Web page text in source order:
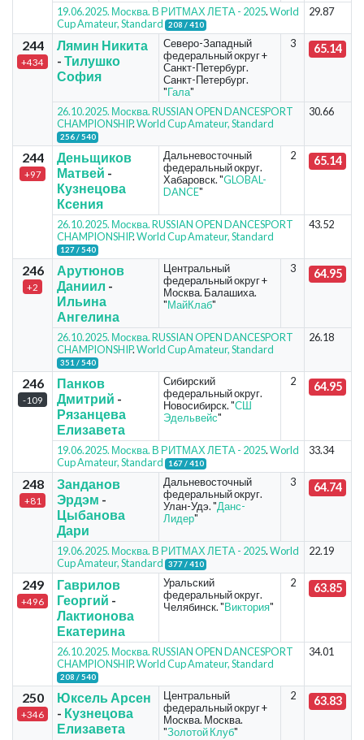
19.06.2025. Москва. В РИТМАХ ЛЕТА - 2025.World
Cup Amateur, Standard
208 / 410
29.87
244
+434
Лямин Никита
- Тилушко
София
Северо-Западный
федеральный округ +
Санкт-Петербург.
Санкт-Петербург.
"Гала"
3 65.14
26.10.2025. Москва. RUSSIAN OPEN DANCESPORT
CHAMPIONSHIP.World Cup Amateur, Standard
256 / 540
30.66
244
+97
Деньщиков
Матвей -
Кузнецова
Ксения
Дальневосточный
федеральный округ.
Хабаровск. "GLOBAL-
DANCE"
2 65.14
26.10.2025. Москва. RUSSIAN OPEN DANCESPORT
CHAMPIONSHIP.World Cup Amateur, Standard
127 / 540
43.52
246
+2
Арутюнов
Даниил -
Ильина
Ангелина
Центральный
федеральный округ +
Москва. Балашиха.
"МайКлаб"
3 64.95
26.10.2025. Москва. RUSSIAN OPEN DANCESPORT
CHAMPIONSHIP.World Cup Amateur, Standard
351 / 540
26.18
246
-109
Панков
Дмитрий -
Рязанцева
Елизавета
Сибирский
федеральный округ.
Новосибирск. "СШ
Эдельвейс"
2 64.95
19.06.2025. Москва. В РИТМАХ ЛЕТА - 2025.World
Cup Amateur, Standard
167 / 410
33.34
248
+81
Занданов
Эрдэм -
Цыбанова
Дари
Дальневосточный
федеральный округ.
Улан-Удэ. "Данс-
Лидер"
3 64.74
19.06.2025. Москва. В РИТМАХ ЛЕТА - 2025.World
Cup Amateur, Standard
377 / 410
22.19
249
+496
Гаврилов
Георгий -
Лактионова
Екатерина
Уральский
федеральный округ.
Челябинск. "Виктория"
2 63.85
26.10.2025. Москва. RUSSIAN OPEN DANCESPORT
CHAMPIONSHIP.World Cup Amateur, Standard
208 / 540
34.01
250
+346
Юксель Арсен
- Кузнецова
Елизавета
Центральный
федеральный округ +
Москва. Москва.
"Золотой Клуб"
2 63.83